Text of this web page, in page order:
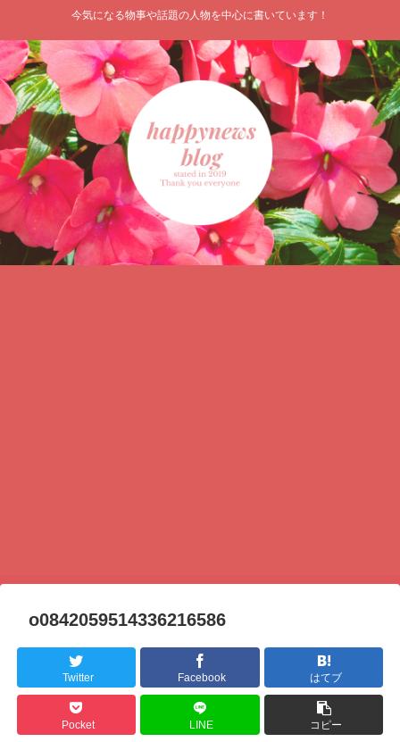
今気になる物事や話題の人物を中心に書いています！
o0842059514336216586
Twitter Facebook はてブ
Pocket LINE コピー